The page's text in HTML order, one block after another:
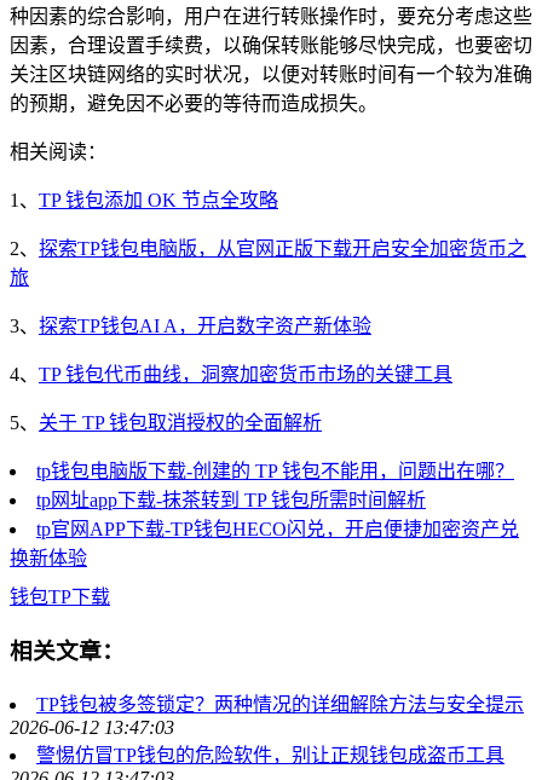
种因素的综合影响，用户在进行转账操作时，要充分考虑这些
因素，合理设置手续费，以确保转账能够尽快完成，也要密切
关注区块链网络的实时状况，以便对转账时间有一个较为准确
的预期，避免因不必要的等待而造成损失。
相关阅读：
1、 TP 钱包添加 OK 节点全攻略
2、 探索TP钱包电脑版，从官网正版下载开启安全加密货币之
旅
3、 探索TP钱包AI A，开启数字资产新体验
4、 TP 钱包代币曲线，洞察加密货币市场的关键工具
5、 关于 TP 钱包取消授权的全面解析
tp钱包电脑版下载-创建的 TP 钱包不能用，问题出在哪？
tp网址app下载-抹茶转到 TP 钱包所需时间解析
tp官网APP下载-TP钱包HECO闪兑，开启便捷加密资产兑
换新体验
钱包TP下载
相关文章：
TP钱包被多签锁定？两种情况的详细解除方法与安全提示
2026-06-12 13:47:03
警惕仿冒TP钱包的危险软件，别让正规钱包成盗币工具